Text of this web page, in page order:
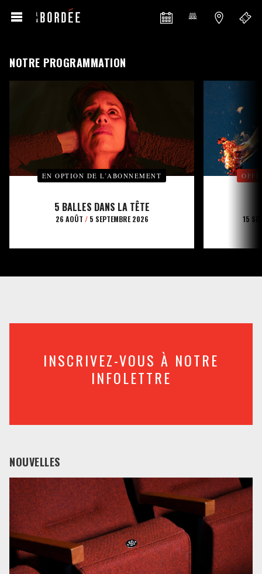
NOTRE PROGRAMMATION
EN OPTION DE L’ABONNEMENT
5 BALLES DANS LA TÊTE
26 AOÛT /5 SEPTEMBRE 2026 15
INSCRIVEZ-VOUS À NOTRE
INFOLETTRE
NOUVELLES